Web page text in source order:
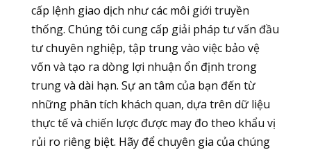
cấp lệnh giao dịch như các môi giới truyền
thống. Chúng tôi cung cấp giải pháp tư vấn đầu
tư chuyên nghiệp, tập trung vào việc bảo vệ
vốn và tạo ra dòng lợi nhuận ổn định trong
trung và dài hạn. Sự an tâm của bạn đến từ
những phân tích khách quan, dựa trên dữ liệu
thực tế và chiến lược được may đo theo khẩu vị
rủi ro riêng biệt. Hãy để chuyên gia của chúng